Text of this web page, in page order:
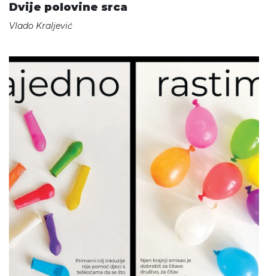
Dvije polovine srca
Vlado Kraljević